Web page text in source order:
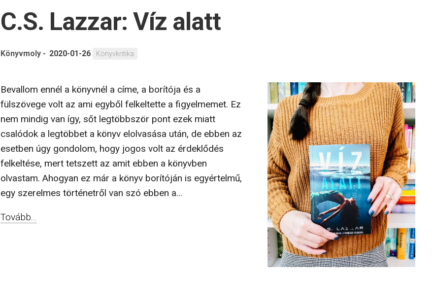
C.S. Lazzar: Víz alatt
Könyvmoly - 2020-01-26 Könyvkritika
Bevallom ennél a könyvnél a címe, a borítója és a
fülszövege volt az ami egyből felkeltette a figyelmemet. Ez
nem mindig van így, sőt legtöbbször pont ezek miatt
csalódok a legtöbbet a könyv elolvasása után, de ebben az
esetben úgy gondolom, hogy jogos volt az érdeklődés
felkeltése, mert tetszett az amit ebben a könyvben
olvastam. Ahogyan ez már a könyv borítóján is egyértelmű,
egy szerelmes történetről van szó ebben a...
Tovább...